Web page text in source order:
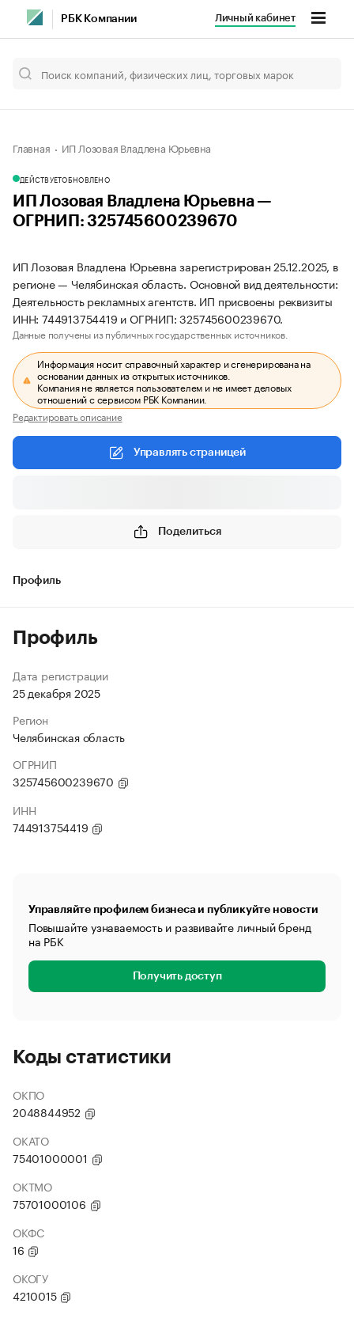
РБК Компании Личный кабинет
Главная ИП Лозовая Владлена Юрьевна
ДЕЙСТВУЕТОБНОВЛЕНО
ИП Лозовая Владлена Юрьевна —
ОГРНИП: 325745600239670
ИП Лозовая Владлена Юрьевна зарегистрирован 25.12.2025, в
регионе — Челябинская область. Основной вид деятельности:
Деятельность рекламных агентств. ИП присвоены реквизиты
ИНН: 744913754419 и ОГРНИП: 325745600239670.
Данные получены из публичных государственных источников.
Информация носит справочный характер и сгенерирована на
основании данных из открытых источников.
Компания не является пользователем и не имеет деловых
отношений с сервисом РБК Компании.
Редактировать описание
Управлять страницей
Поделиться
Профиль
Профиль
Дата регистрации
25 декабря 2025
Регион
Челябинская область
ОГРНИП
325745600239670
ИНН
744913754419
Управляйте профилем бизнеса и публикуйте новости
Повышайте узнаваемость и развивайте личный бренд
на РБК
Получить доступ
Коды статистики
ОКПО
2048844952
ОКАТО
75401000001
ОКТМО
75701000106
ОКФС
16
ОКОГУ
4210015